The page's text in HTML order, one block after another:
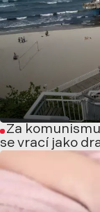
Za
se vrací jako